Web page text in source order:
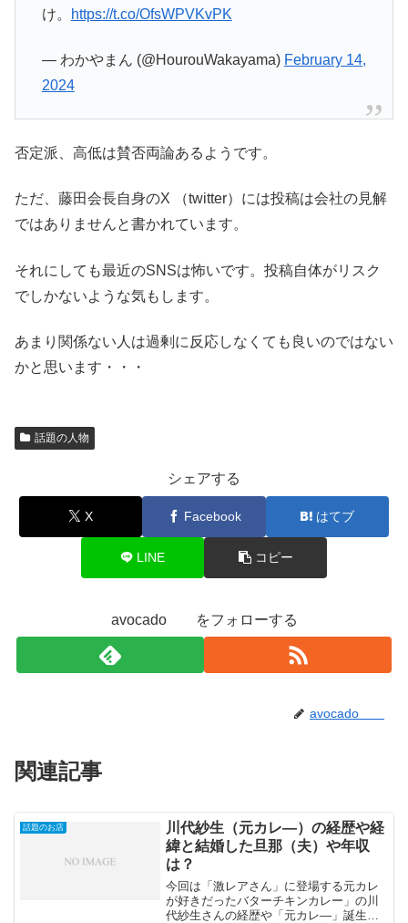
け。 https://t.co/OfsWPVKvPK
— わかやまん (@HourouWakayama) February 14,
2024
否定派、高低は賛否両論あるようです。
ただ、藤田会長自身のX （twitter）には投稿は会社の見解
ではありませんと書かれています。
それにしても最近のSNSは怖いです。投稿自体がリスク
でしかないような気もします。
あまり関係ない人は過剰に反応しなくても良いのではない
かと思います・・・
話題の人物
シェアする
X Facebook はてブ
LINE コピー
avocado をフォローする
avocado
関連記事
話題のお店
川代紗生（元カレ―）の経歴や経
緯と結婚した旦那（夫）や年収
は？
今回は「激レアさん」に登場する元カレ
が好きだったバターチキンカレー」の川
代紗生さんの経歴や「元カレ―」誕生の